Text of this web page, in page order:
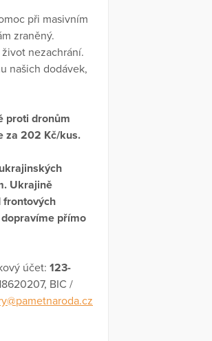
při masivním
zraněný.
nezachrání.
našich dodávek,
proti dronům
za 202 Kč/kus.
Ukrajině
frontových
přímo
účet: 123-
BIC /